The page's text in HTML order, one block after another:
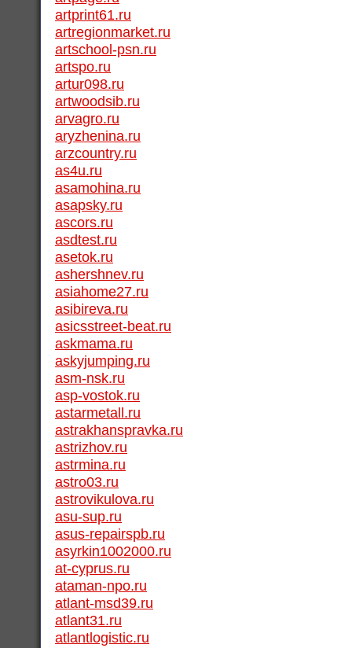
artprint61.ru
artregionmarket.ru
artschool-psn.ru
artspo.ru
artur098.ru
artwoodsib.ru
arvagro.ru
aryzhenina.ru
arzcountry.ru
as4u.ru
asamohina.ru
asapsky.ru
ascors.ru
asdtest.ru
asetok.ru
ashershnev.ru
asiahome27.ru
asibireva.ru
asicsstreet-beat.ru
askmama.ru
askyjumping.ru
asm-nsk.ru
asp-vostok.ru
astarmetall.ru
astrakhanspravka.ru
astrizhov.ru
astrmina.ru
astro03.ru
astrovikulova.ru
asu-sup.ru
asus-repairspb.ru
asyrkin1002000.ru
at-cyprus.ru
ataman-npo.ru
atlant-msd39.ru
atlant31.ru
atlantlogistic.ru